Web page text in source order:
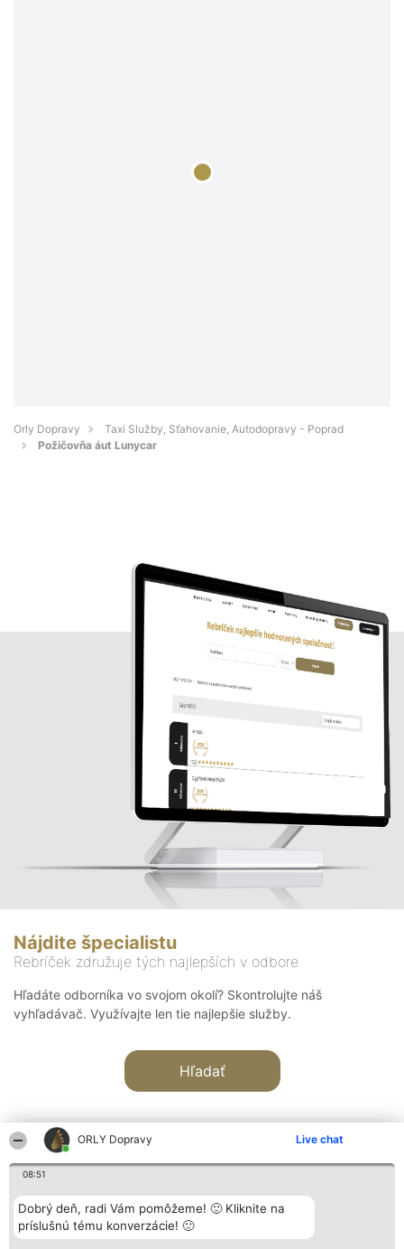
ORLY Dopravy Live chat
08:51
Dobrý deň, radi Vám pomôžeme! 🙂 Kliknite na
príslušnú tému konverzácie! 🙂
Orly Dopravy
Taxi Služby, Sťahovanie, Autodopravy - Poprad
Požičovňa áut Lunycar
Nájdite špecialistu
Rebríček združuje tých najlepších v odbore
Hľadáte odborníka vo svojom okolí? Skontrolujte náš
vyhľadávač. Využívajte len tie najlepšie služby.
Hľadať
Organizátor hodnotenia
Bright Side Solutions sp. z o.
o. sp. k.
Hodnotenie
Laureáti
Lista
Kontakt
Kontakt